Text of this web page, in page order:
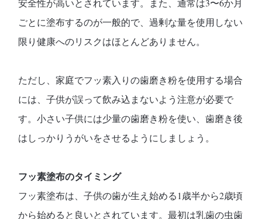
安全性が高いとされています。また、通常は3〜6か月
ごとに塗布するのが一般的で、過剰な量を使用しない
限り健康へのリスクはほとんどありません。
ただし、家庭でフッ素入りの歯磨き粉を使用する場合
には、子供が誤って飲み込まないよう注意が必要で
す。小さい子供には少量の歯磨き粉を使い、歯磨き後
はしっかりうがいをさせるようにしましょう。
フッ素塗布のタイミング
フッ素塗布は、子供の歯が生え始める1歳半から2歳頃
から始めると良いとされています。最初は乳歯の虫歯